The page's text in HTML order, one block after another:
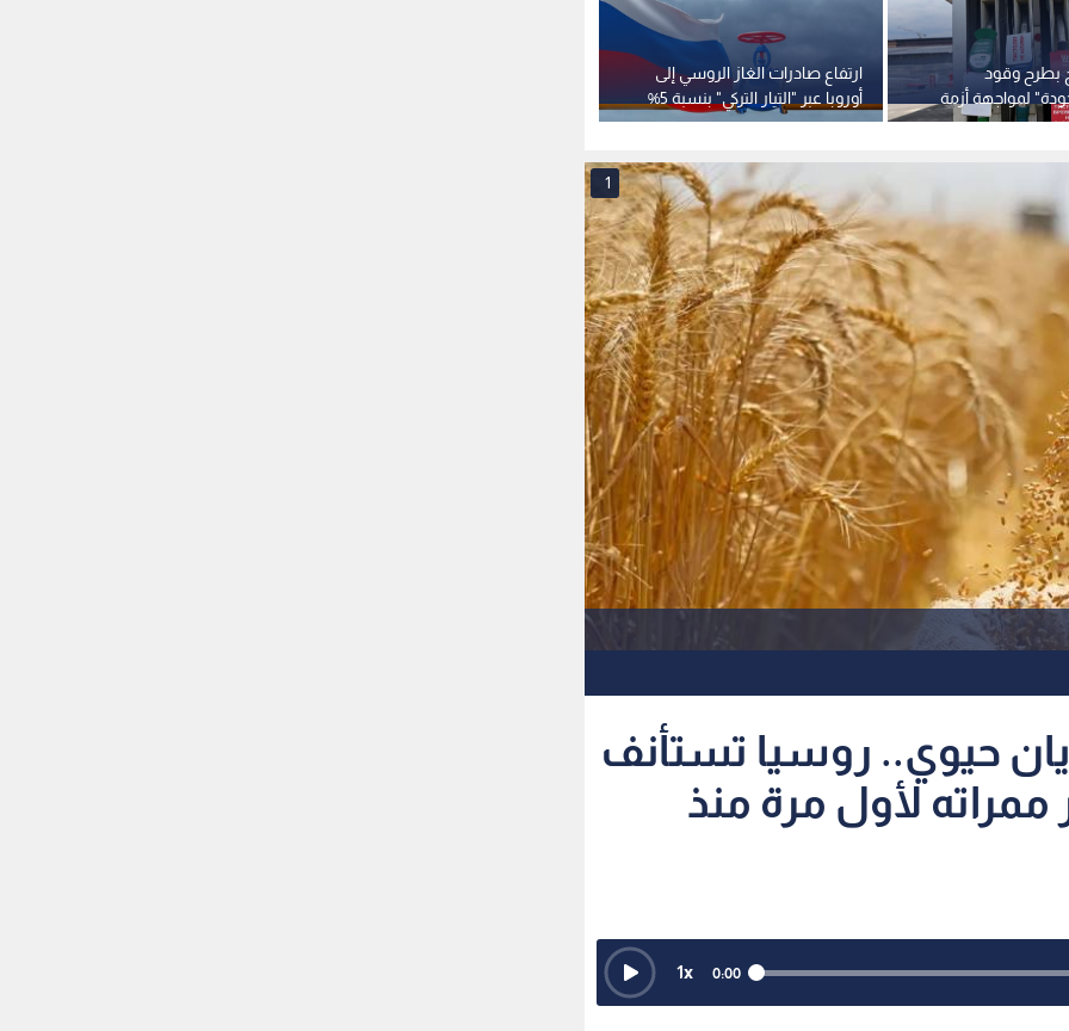
ارتفاع صادرات الغاز الروسي إلى
أوروبا عبر "التيار التركي" بنسبة 5%
بطرح وقود
لمواجهة أزمة
الحادة
1
حيوي.. روسيا تستأنف
ممراته لأول مرة منذ
0:00
1x